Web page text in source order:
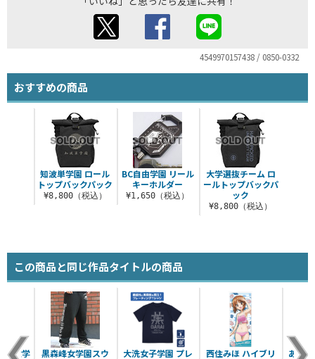
4549970157438 / 0850-0332
おすすめの商品
BC自由学園 リール
キーホルダー
¥1,650（税込）
大学選抜チーム ロ
ールトップバックパ
ック
¥8,800（税込）
知波単学園 ロール
トップバックパック
¥8,800（税込）
この商品と同じ作品タイトルの商品
大洗女子学園 プレ
西住みほ ハイブリ
あん
ナ女学
黒森峰女学園スウ